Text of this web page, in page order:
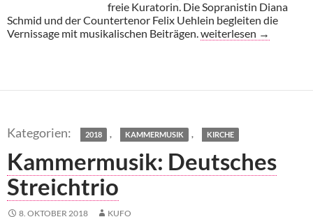
freie Kuratorin. Die Sopranistin Diana
Schmid und der Countertenor Felix Uehlein begleiten die
Vernissage mit musikalischen Beiträgen.St. Raphael: Schicht
weiterlesen →
2018 , KAMMERMUSIK , KIRCHE
Kammermusik: Deutsches
Streichtrio
8. OKTOBER 2018 KUFO